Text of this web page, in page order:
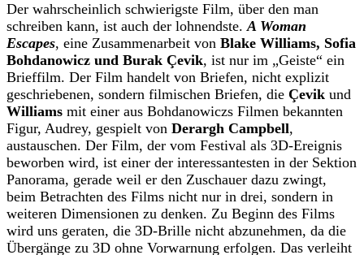
Der wahrscheinlich schwierigste Film, über den man
schreiben kann, ist auch der lohnendste.A Woman
Escapes, eine Zusammenarbeit von Blake Williams, Sofia
Bohdanowicz und Burak Çevik, ist nur im „Geiste“ ein
Brieffilm. Der Film handelt von Briefen, nicht explizit
geschriebenen, sondern filmischen Briefen, die Çevik und
Williams mit einer aus Bohdanowiczs Filmen bekannten
Figur, Audrey, gespielt von Derargh Campbell,
austauschen. Der Film, der vom Festival als 3D-Ereignis
beworben wird, ist einer der interessantesten in der Sektion
Panorama, gerade weil er den Zuschauer dazu zwingt,
beim Betrachten des Films nicht nur in drei, sondern in
weiteren Dimensionen zu denken. Zu Beginn des Films
wird uns geraten, die 3D-Brille nicht abzunehmen, da die
Übergänge zu 3D ohne Vorwarnung erfolgen. Das verleiht